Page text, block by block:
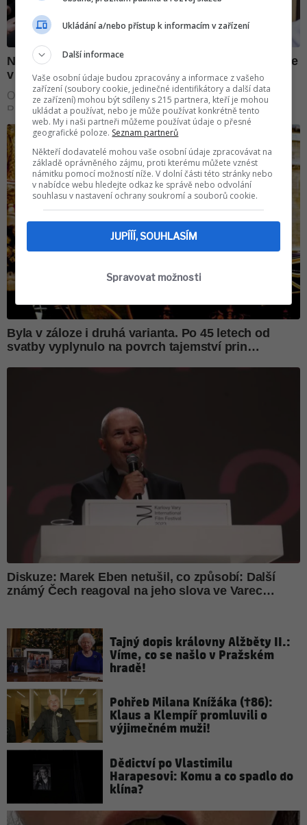
Tajný dopis královny Alžběty II.:
Víme, co se našlo v Pražském
hradě!
Pohřeb Milana Knížáka (†86):
Klaus a Klempíř promluvili o
výjimečném muži!
Dědictví po Vlastimilu
Harapesovi: Komu a co spadlo do
klína?
Ukládání a/nebo přístup k informacím v zařízení
Další informace
Vaše osobní údaje budou zpracovány a informace z vašeho
zařízení (soubory cookie, jedinečné identifikátory a další data
ze zařízení) mohou být sdíleny s 215 partnera, kteří je mohou
ukládat a používat, nebo je může používat konkrétně tento
web. My i naši partneři můžeme používat údaje o přesné
geografické poloze. Seznam partnerů
Někteří dodavatelé mohou vaše osobní údaje zpracovávat na
základě oprávněného zájmu, proti kterému můžete vznést
námitku pomocí možností níže. V dolní části této stránky nebo
v nabídce webu hledejte odkaz ke správě nebo odvolání
souhlasu v nastavení ochrany soukromí a souborů cookie.
JUPÍÍÍ, SOUHLASÍM
Spravovat možnosti